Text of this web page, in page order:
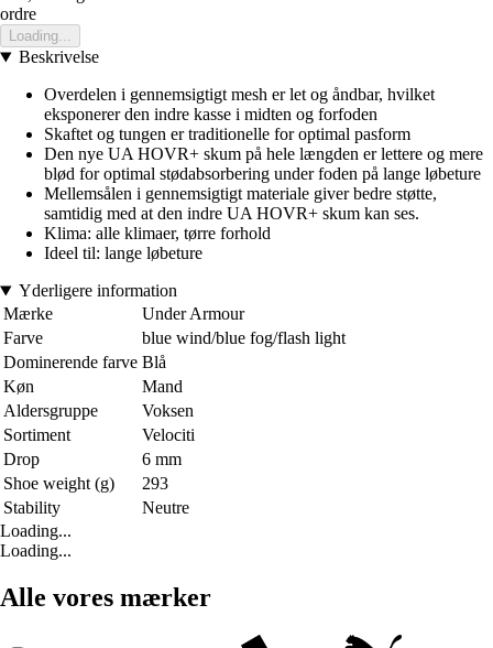
ordre
Loading...
Beskrivelse
Overdelen i gennemsigtigt mesh er let og åndbar, hvilket
eksponerer den indre kasse i midten og forfoden
Skaftet og tungen er traditionelle for optimal pasform
Den nye UA HOVR+ skum på hele længden er lettere og mere
blød for optimal stødabsorbering under foden på lange løbeture
Mellemsålen i gennemsigtigt materiale giver bedre støtte,
samtidig med at den indre UA HOVR+ skum kan ses.
Klima: alle klimaer, tørre forhold
Ideel til: lange løbeture
Yderligere information
Mærke
Under Armour
Farve
blue wind/blue fog/flash light
Dominerende farve Blå
Køn
Mand
Aldersgruppe
Voksen
Sortiment
Velociti
Drop
6 mm
Shoe weight (g)
293
Stability
Neutre
Loading...
Loading...
Alle vores mærker